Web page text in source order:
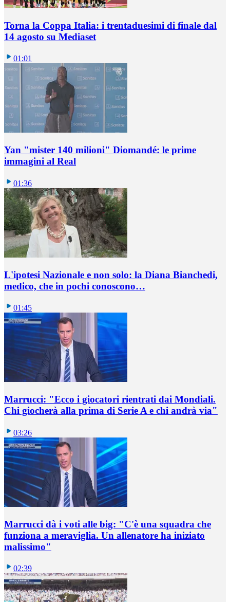
Torna la Coppa Italia: i trentaduesimi di finale dal
14 agosto su Mediaset
01:01
Yan "mister 140 milioni" Diomandé: le prime
immagini al Real
01:36
L'ipotesi Nazionale e non solo: la Diana Bianchedi,
medico, che in pochi conoscono…
01:45
Marrucci: "Ecco i giocatori rientrati dai Mondiali.
Chi giocherà alla prima di Serie A e chi andrà via"
03:26
Marrucci dà i voti alle big: "C'è una squadra che
funziona a meraviglia. Un allenatore ha iniziato
malissimo"
02:39